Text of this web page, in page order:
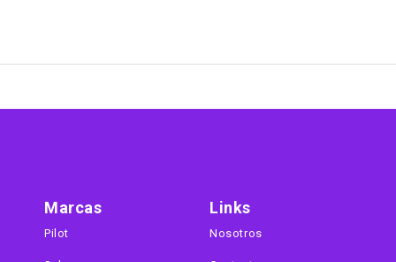
Marcas
Pilot
Links
Nosotros